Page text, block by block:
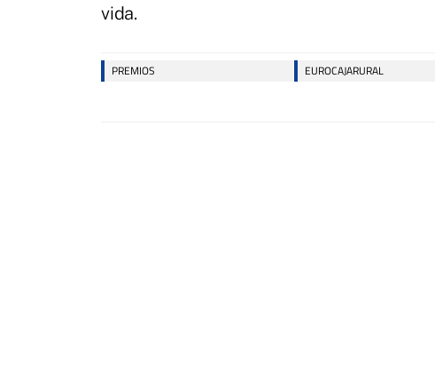
vida.
PREMIOS EUROCAJARURAL